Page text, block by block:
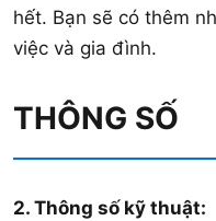
hết. Bạn sẽ có thêm
việc và gia đình.
THÔNG SỐ
2. Thông số kỹ thuật: